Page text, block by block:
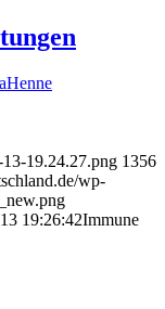
19.24.27.png 1356
wp-
19:26:42Immune